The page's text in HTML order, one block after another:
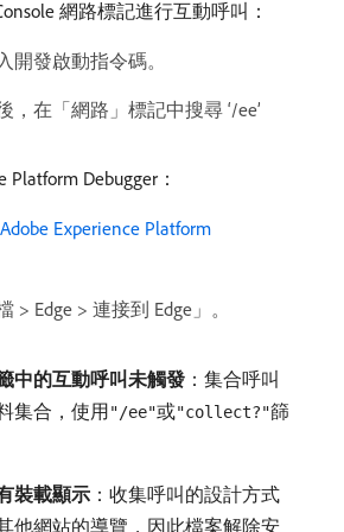
網路標記進行互動呼叫：
開發啟動指令碼。
，在「網路」標記中搜尋 ‘/ee’
Platform Debugger：
Adobe Experience Platform
> Edge > 連接到 Edge」。
中的互動呼叫未觸發 ：集合呼叫
集合，使用"/ee"或"collect?"篩
裝載顯示 ：收集呼叫的設計方式
他網站的導覽，因此檔案解除安